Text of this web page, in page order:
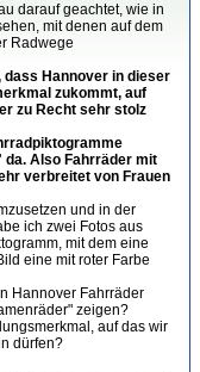
darauf geachtet, wie in
mit denen auf dem
Radwege
dass Hannover in dieser
zukommt, auf
zu Recht sehr stolz
Also Fahrräder mit
verbreitet von Frauen
und in der
ich zwei Fotos aus
mit dem eine
eine mit roter Farbe
Hannover Fahrräder
zeigen?
auf das wir
dürfen?